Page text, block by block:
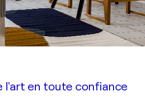
l'art en toute confiance